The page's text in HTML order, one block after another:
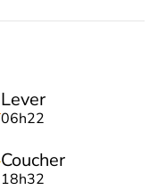
Lever
06h22
Coucher
18h32